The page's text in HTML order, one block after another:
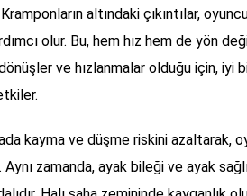
altındaki çıkıntılar,
olur. Bu, hem hız hem de yön
dönüşler ve hızlanmalar olduğu için, iyi
kayma ve düşme riskini azaltarak,
zamanda, ayak bileği ve ayak